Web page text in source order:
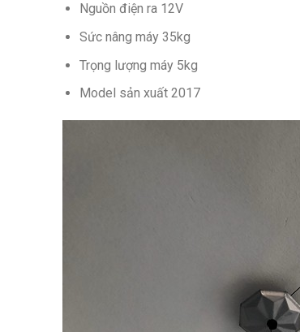
Nguồn điện ra 12V
Sức nâng máy 35kg
Trọng lượng máy 5kg
Model sản xuất 2017